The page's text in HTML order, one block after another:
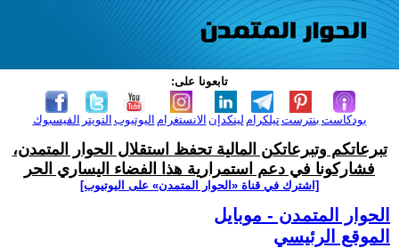
تابعونا على:
الفيسبوك التويتر اليوتيوب الانستغرام لينكدإن تيلكرامبنترست بودكاست
تبرعاتكم وتبرعاتكن المالية تحفظ استقلال الحوار المتمدن،
فشاركونا في دعم استمرارية هذا الفضاء اليساري الحر
[اشترك في قناة ‫«الحوار المتمدن» على اليوتيوب]
الحوار المتمدن - موبايل
الموقع الرئيسي